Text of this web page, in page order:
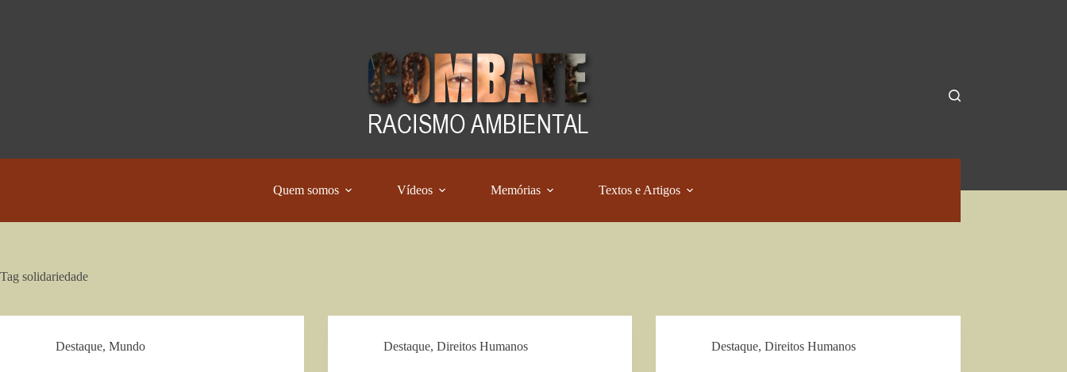
Quem somos Vídeos Memórias Textos e Artigos
Tag solidariedade
Destaque, Mundo Destaque,Direitos Humanos Destaque,Direitos Humanos